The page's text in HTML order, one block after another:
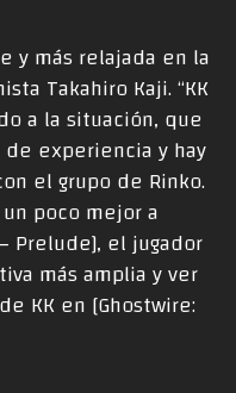
y más relajada en la
Takahiro Kaji. “KK
a la situación, que
experiencia y hay
el grupo de Rinko.
poco mejor a
Prelude], el jugador
más amplia y ver
KK en [Ghostwire: